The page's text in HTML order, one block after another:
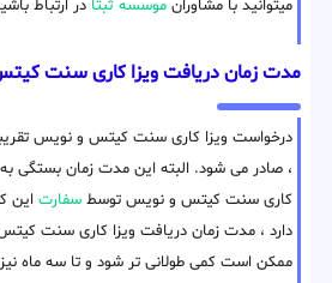
میتوانید با مشاوران موسسه ثبتا در ارتباط
مدت زمان دریافت ویزا کاری سنت
، صادر می شود. البته این مدت زمان بستگی
کاری سنت کیتس و نویس توسط سفارت این
دارد ، مدت زمان دریافت ویزا کاری سنت
ممکن است کمی طولانی تر شود و تا سه ماه